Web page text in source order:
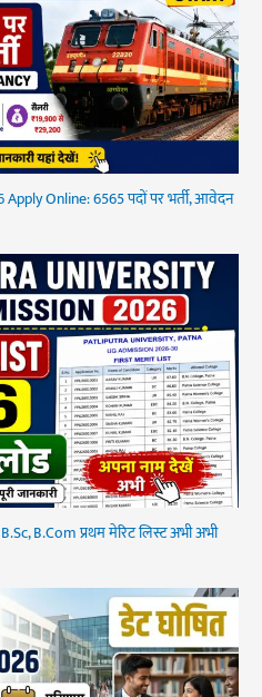
Online: 6565 पदों पर भर्ती, आवेदन
B.Com प्रथम मेरिट लिस्ट अभी अभी